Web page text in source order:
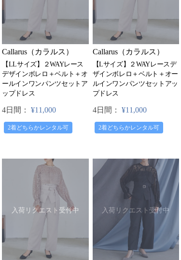
Callarus（カラルス）
【LLサイズ】２WAYレース
デザインボレロ＋ベルト＋オ
ールインワンパンツセットア
ップドレス
4日間： ¥11,000
2着どちらかレンタル可
Callarus（カラルス）
【Lサイズ】２WAYレースデ
ザインボレロ＋ベルト＋オー
ルインワンパンツセットアッ
プドレス
4日間： ¥11,000
2着どちらかレンタル可
入荷リクエスト受付中 入荷リクエスト受付中